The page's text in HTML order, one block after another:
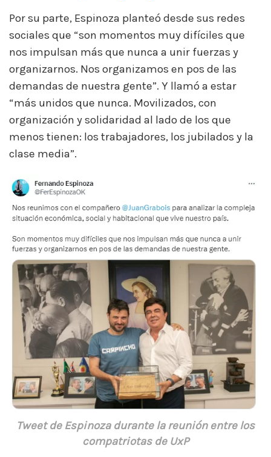
Por su parte, Espinoza planteó desde sus redes
sociales que “son momentos muy difíciles que
nos impulsan más que nunca a unir fuerzas y
organizarnos. Nos organizamos en pos de las
demandas de nuestra gente”. Y llamó a estar
“más unidos que nunca. Movilizados, con
organización y solidaridad al lado de los que
menos tienen: los trabajadores, los jubilados y la
clase media”.
Tweet de Espinoza durante la reunión entre los
compatriotas de UxP